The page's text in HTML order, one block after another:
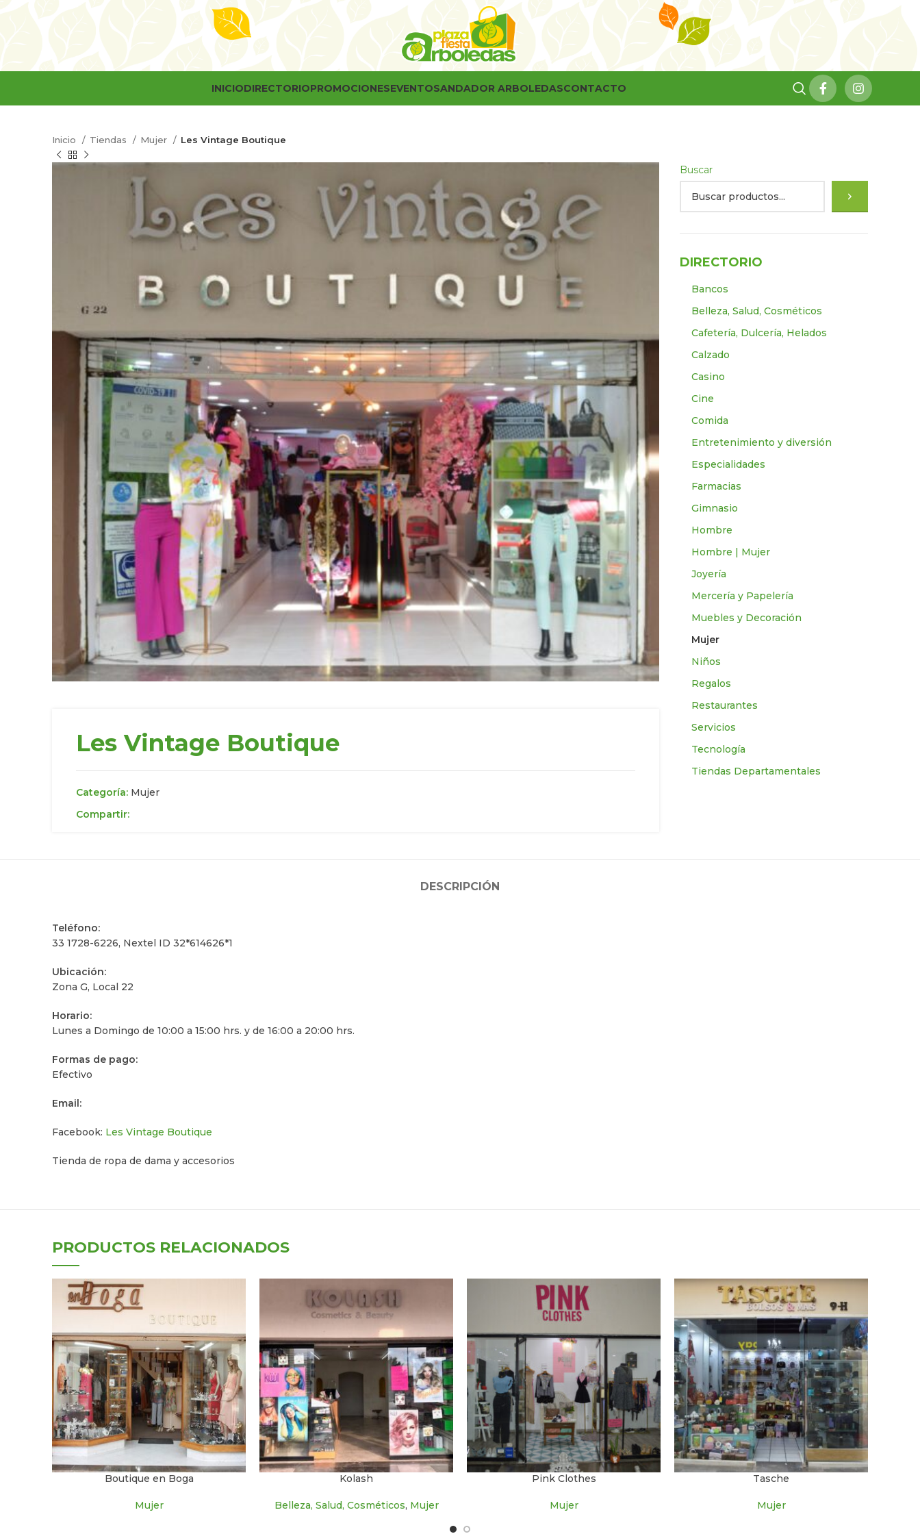
INICIODIRECTORIOPROMOCIONESEVENTOSANDADOR ARBOLEDASCONTACTO
Inicio Tiendas Mujer Les Vintage Boutique
Les Vintage Boutique
Categoría: Mujer
Compartir:
Buscar
DIRECTORIO
Bancos
Belleza, Salud, Cosméticos
Cafetería, Dulcería, Helados
Calzado
Casino
Cine
Comida
Entretenimiento y diversión
Especialidades
Farmacias
Gimnasio
Hombre
Hombre | Mujer
Joyería
Mercería y Papelería
Muebles y Decoración
Mujer
Niños
Regalos
Restaurantes
Servicios
Tecnologí­a
Tiendas Departamentales
DESCRIPCIÓN
Teléfono:
33 1728-6226, Nextel ID 32*614626*1
Ubicación:
Zona G, Local 22
Horario:
Lunes a Domingo de 10:00 a 15:00 hrs. y de 16:00 a 20:00 hrs.
Formas de pago:
Efectivo
Email:
Facebook: Les Vintage Boutique
Tienda de ropa de dama y accesorios
PRODUCTOS RELACIONADOS
Boutique en Boga
Mujer
Kolash
Belleza, Salud, Cosméticos, Mujer
Pink Clothes
Mujer
Tasche
Mujer